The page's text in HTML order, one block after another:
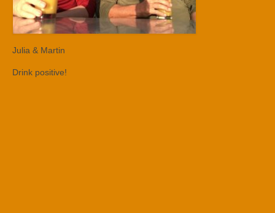
Julia & Martin
Drink positive!